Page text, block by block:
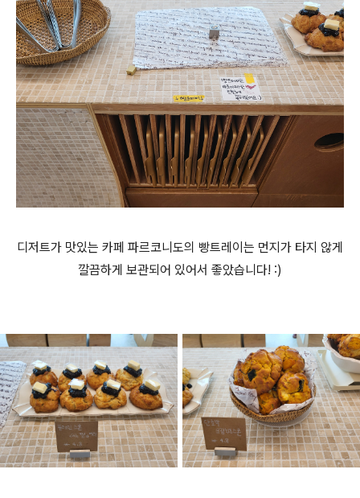
디저트가 맛있는 카페 파르코니도의 빵트레이는 먼지가 타지 않게
깔끔하게 보관되어 있어서 좋았습니다! :)